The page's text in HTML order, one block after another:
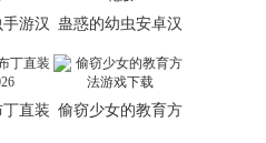
游汉
蛊惑的幼虫安卓汉
直装 偷窃少女的教育方